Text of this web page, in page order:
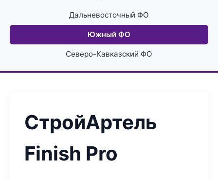
Дальневосточный ФО
Южный ФО
Северо-Кавказский ФО
СтройАртель
Finish Pro